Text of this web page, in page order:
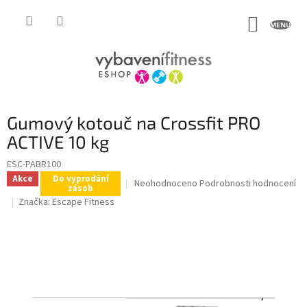
Gumový kotouč na Crossfit PRO
ACTIVE 10 kg
ESC-PABR100
Akce Do vyprodání
zásob
Průměrné
Neohodnoceno Podrobnosti hodnocení
Značka: Escape Fitness